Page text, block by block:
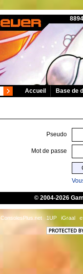
Accueil Base de
Pseudo
Mot de passe
© 2004-2026
ConsolesPlus.net 1UP iGraal